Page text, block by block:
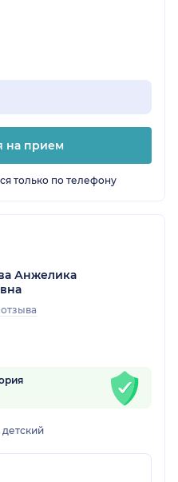
на прием
только по телефону
Анжелика